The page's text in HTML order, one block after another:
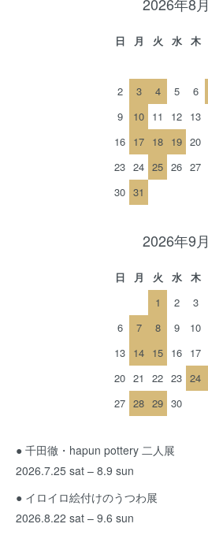
日 月 火 水 木
2
3 4 5 6
9
10 11 12 13
16 17 18 19 20
23 24 25 26 27
30 31
2026年9月
日 月 火 水 木
1
2 3
6
7 8 9 10
13 14 15 16 17
20 21 22 23 24
27 28 29 30
● 千田徹・hapun pottery 二人展
2026.7.25 sat – 8.9 sun
● イロイロ絵付けのうつわ展
2026.8.22 sat – 9.6 sun